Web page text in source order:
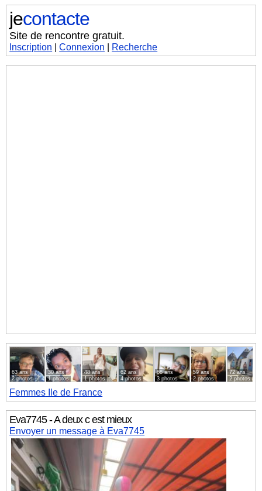
jecontacte
Site de rencontre gratuit.
Inscription |Connexion Recherche
63 ans
2 photos
30 ans
1 photos
48 ans
1 photos
62 ans
4 photos
68 ans
3 photos
59 ans
2 photos
72 ans
2 photos
Femmes Ile de France
Eva7745 - A deux c est mieux
Envoyer un message à Eva7745